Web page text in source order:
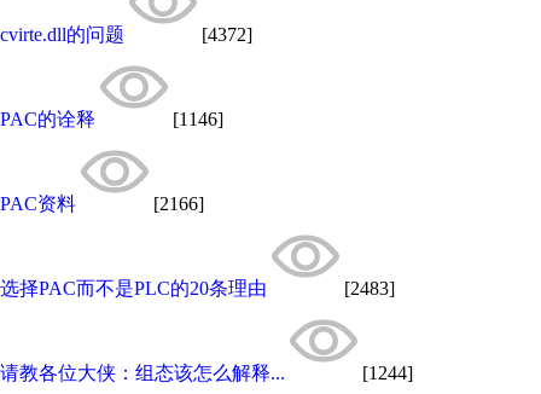
cvirte.dll的问题 [4372]
PAC的诠释 [1146]
PAC资料 [2166]
选择PAC而不是PLC的20条理由 [2483]
请教各位大侠：组态该怎么解释... [1244]